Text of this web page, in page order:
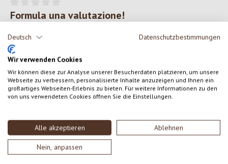
Deutsch Datenschutzbestimmungen
Wir verwenden Cookies
Wir können diese zur Analyse unserer Besucherdaten platzieren, um unsere
Webseite zu verbessern, personalisierte Inhalte anzuzeigen und Ihnen ein
großartiges Webseiten-Erlebnis zu bieten. Für weitere Informationen zu den
von uns verwendeten Cookies öffnen Sie die Einstellungen.
Alle akzeptieren Ablehnen
Nein, anpassen
Valutazione media di 0 su 5 stelle
Formula una valutazione!
Condividi le tue esperienze con il prodotto con altri clienti.
SCRIVERE UNA RECENSIONE
Visualizza le valutazioni solo nella lingua corrente.
Nessuna recensione trovata Condividi le tue opinioni
con gli altri.